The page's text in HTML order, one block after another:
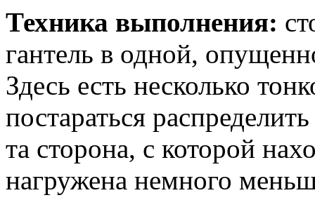
Техника выполнения:
гантель в одной,
Здесь есть несколько
постараться
та сторона, с которой
нагружена немного